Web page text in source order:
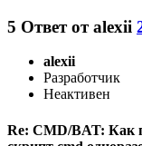
5 Ответ отalexii
alexii
Разработчик
Неактивен
Re: CMD/BAT: Как